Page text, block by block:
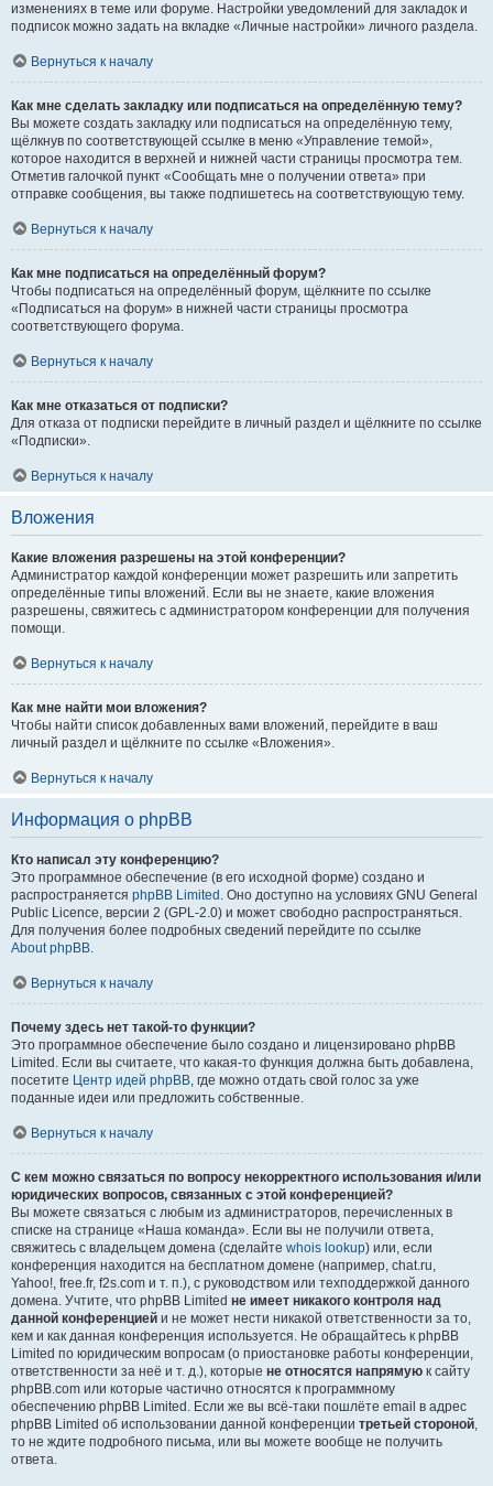
изменениях в теме или форуме. Настройки уведомлений для закладок и
подписок можно задать на вкладке «Личные настройки» личного раздела.
Вернуться к началу
Как мне сделать закладку или подписаться на определённую тему?
Вы можете создать закладку или подписаться на определённую тему,
щёлкнув по соответствующей ссылке в меню «Управление темой»,
которое находится в верхней и нижней части страницы просмотра тем.
Отметив галочкой пункт «Сообщать мне о получении ответа» при
отправке сообщения, вы также подпишетесь на соответствующую тему.
Вернуться к началу
Как мне подписаться на определённый форум?
Чтобы подписаться на определённый форум, щёлкните по ссылке
«Подписаться на форум» в нижней части страницы просмотра
соответствующего форума.
Вернуться к началу
Как мне отказаться от подписки?
Для отказа от подписки перейдите в личный раздел и щёлкните по ссылке
«Подписки».
Вернуться к началу
Вложения
Какие вложения разрешены на этой конференции?
Администратор каждой конференции может разрешить или запретить
определённые типы вложений. Если вы не знаете, какие вложения
разрешены, свяжитесь с администратором конференции для получения
помощи.
Вернуться к началу
Как мне найти мои вложения?
Чтобы найти список добавленных вами вложений, перейдите в ваш
личный раздел и щёлкните по ссылке «Вложения».
Вернуться к началу
Информация о phpBB
Кто написал эту конференцию?
Это программное обеспечение (в его исходной форме) создано и
распространяется phpBB Limited . Оно доступно на условиях GNU General
Public Licence, версии 2 (GPL-2.0) и может свободно распространяться.
Для получения более подробных сведений перейдите по ссылке
About phpBB.
Вернуться к началу
Почему здесь нет такой-то функции?
Это программное обеспечение было создано и лицензировано phpBB
Limited. Если вы считаете, что какая-то функция должна быть добавлена,
посетите Центр идей phpBB, где можно отдать свой голос за уже
поданные идеи или предложить собственные.
Вернуться к началу
С кем можно связаться по вопросу некорректного использования и/или
юридических вопросов, связанных с этой конференцией?
Вы можете связаться с любым из администраторов, перечисленных в
списке на странице «Наша команда». Если вы не получили ответа,
свяжитесь с владельцем домена (сделайте whois lookup) или, если
конференция находится на бесплатном домене (например, chat.ru,
Yahoo!, free.fr, f2s.com и т. п.), с руководством или техподдержкой данного
домена. Учтите, что phpBB Limited не имеет никакого контроля над
данной конференцией и не может нести никакой ответственности за то,
кем и как данная конференция используется. Не обращайтесь к phpBB
Limited по юридическим вопросам (о приостановке работы конференции,
ответственности за неё и т. д.), которые не относятся напрямую к сайту
phpBB.com или которые частично относятся к программному
обеспечению phpBB Limited. Если же вы всё-таки пошлёте email в адрес
phpBB Limited об использовании данной конференции третьей стороной,
то не ждите подробного письма, или вы можете вообще не получить
ответа.